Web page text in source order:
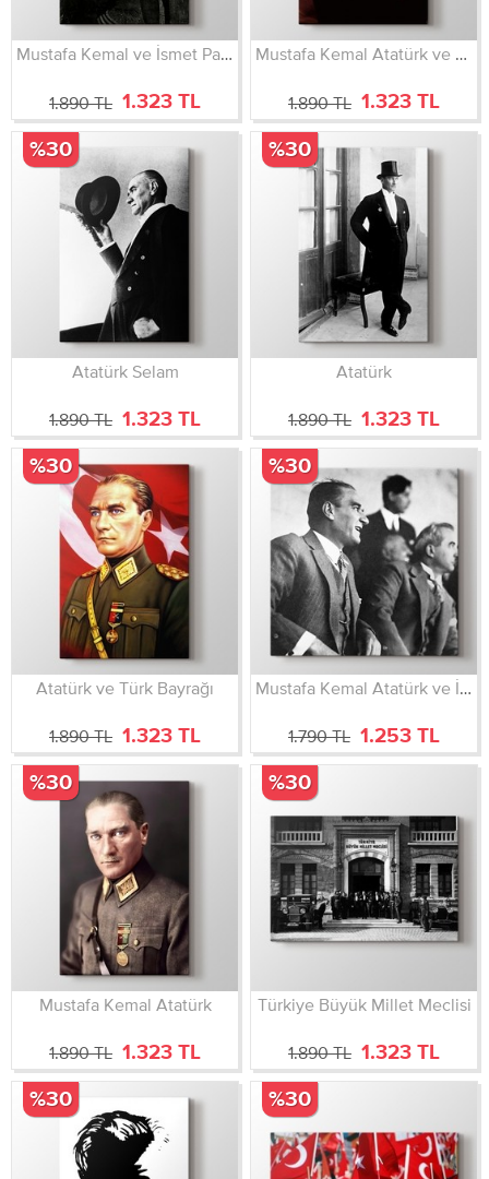
Mustafa Kemal ve İsmet Paşa
1.890 TL 1.323 TL
Mustafa Kemal Atatürk ve Türk Bayrağı
1.890 TL 1.323 TL
Atatürk Selam
1.890 TL 1.323 TL
%30
Atatürk
1.890 TL 1.323 TL
%30
Atatürk ve Türk Bayrağı
1.890 TL 1.323 TL
%30
Mustafa Kemal Atatürk ve İsmet İnönü
1.790 TL 1.253 TL
%30
Mustafa Kemal Atatürk
1.890 TL 1.323 TL
%30
Türkiye Büyük Millet Meclisi
1.890 TL 1.323 TL
%30
%30 %30